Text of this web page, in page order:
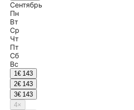
Сентябрь
Пн
Вт
Ср
Чт
Пт
Сб
Вс
1€ 143
2€ 143
3€ 143
4×